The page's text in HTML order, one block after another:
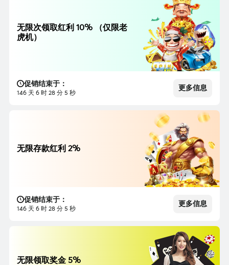
无限次领取红利 10% （仅限老
虎机）
促销结束于：
146 天 6 时 28 分 3 秒
更多信息
无限存款红利 2%
促销结束于：
146 天 6 时 28 分 3 秒
更多信息
无限领取奖金 5%